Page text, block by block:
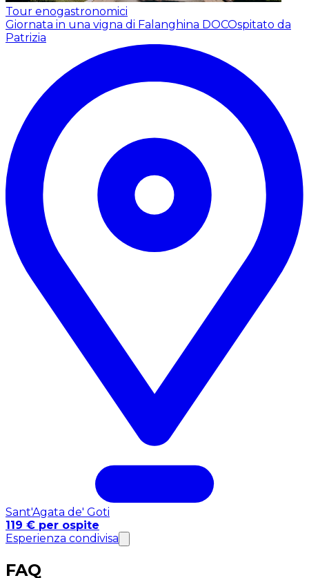
Tour enogastronomici
Giornata in una vigna di Falanghina DOCOspitato da
Patrizia
Sant'Agata de' Goti
119 € per ospite
Esperienza condivisa
FAQ